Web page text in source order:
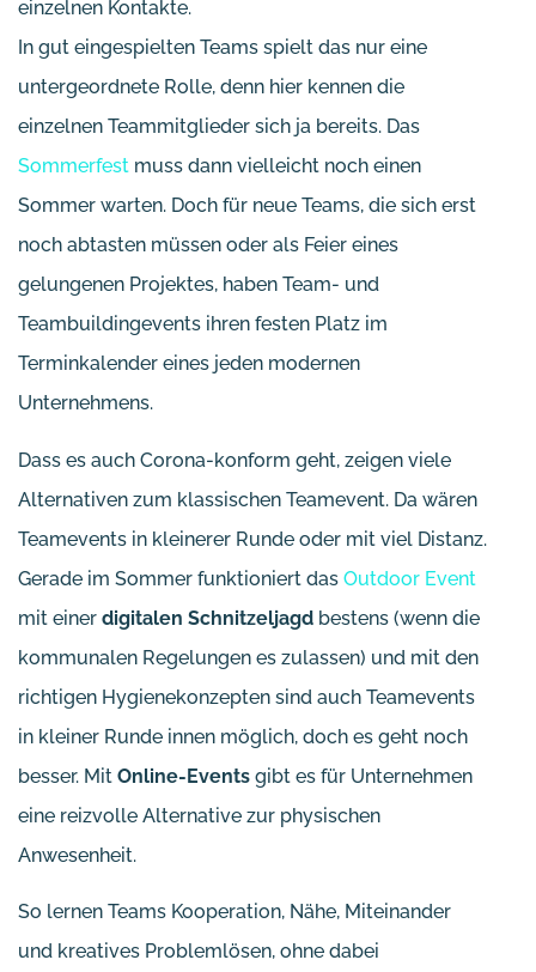
einzelnen Kontakte.
In gut eingespielten Teams spielt das nur eine
untergeordnete Rolle, denn hier kennen die
einzelnen Teammitglieder sich ja bereits. Das
Sommerfest muss dann vielleicht noch einen
Sommer warten. Doch für neue Teams, die sich erst
noch abtasten müssen oder als Feier eines
gelungenen Projektes, haben Team- und
Teambuildingevents ihren festen Platz im
Terminkalender eines jeden modernen
Unternehmens.
Dass es auch Corona-konform geht, zeigen viele
Alternativen zum klassischen Teamevent. Da wären
Teamevents in kleinerer Runde oder mit viel Distanz.
Gerade im Sommer funktioniert das Outdoor Event
mit einer digitalen Schnitzeljagd bestens (wenn die
kommunalen Regelungen es zulassen) und mit den
richtigen Hygienekonzepten sind auch Teamevents
in kleiner Runde innen möglich, doch es geht noch
besser. Mit Online-Events gibt es für Unternehmen
eine reizvolle Alternative zur physischen
Anwesenheit.
So lernen Teams Kooperation, Nähe, Miteinander
und kreatives Problemlösen, ohne dabei